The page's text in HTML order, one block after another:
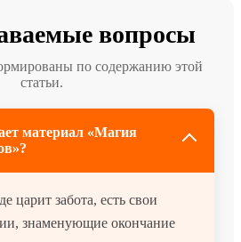
вопросы
по содержанию этой
статьи.
материал «Магия
царит забота, есть свои
знаменующие окончание